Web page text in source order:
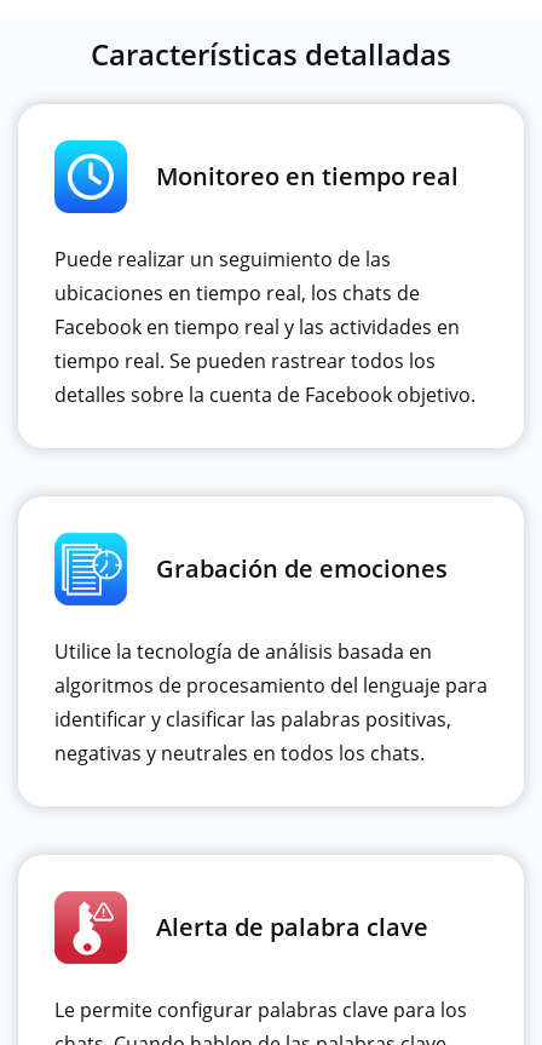
Características detalladas
Monitoreo en tiempo real
Puede realizar un seguimiento de las
ubicaciones en tiempo real, los chats de
Facebook en tiempo real y las actividades en
tiempo real. Se pueden rastrear todos los
detalles sobre la cuenta de Facebook objetivo.
Grabación de emociones
Utilice la tecnología de análisis basada en
algoritmos de procesamiento del lenguaje para
identificar y clasificar las palabras positivas,
negativas y neutrales en todos los chats.
Alerta de palabra clave
Le permite configurar palabras clave para los